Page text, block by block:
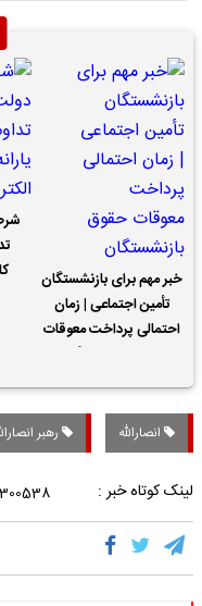
خبر مهم برای بازنشستگان
تأمین اجتماعی | زمان
احتمالی پرداخت معوقات
انصارالله رهبر
لینک کوتاه خبر :